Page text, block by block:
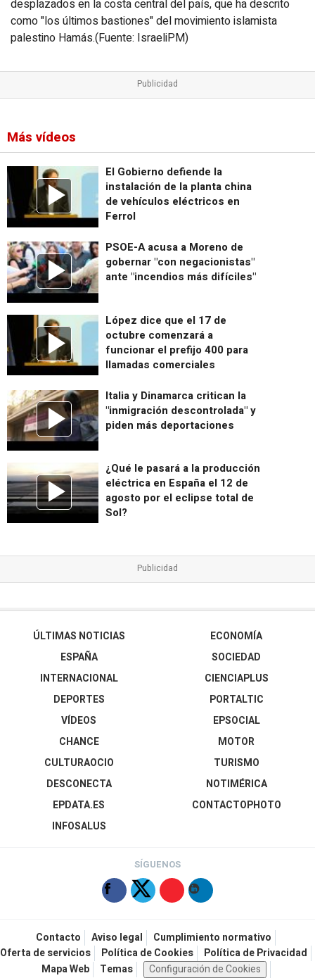
desplazados en la costa central del país, que ha descrito
como "los últimos bastiones" del movimiento islamista
palestino Hamás.(Fuente: IsraeliPM)
Más vídeos
El Gobierno defiende la
instalación de la planta china
de vehículos eléctricos en
Ferrol
PSOE-A acusa a Moreno de
gobernar "con negacionistas"
ante "incendios más difíciles"
López dice que el 17 de
octubre comenzará a
funcionar el prefijo 400 para
llamadas comerciales
Italia y Dinamarca critican la
"inmigración descontrolada" y
piden más deportaciones
¿Qué le pasará a la producción
eléctrica en España el 12 de
agosto por el eclipse total de
Sol?
ÚLTIMAS NOTICIAS
ESPAÑA
INTERNACIONAL
DEPORTES
VÍDEOS
ECONOMÍA
SOCIEDAD
CIENCIAPLUS
PORTALTIC
EPSOCIAL
CHANCE
CULTURAOCIO
DESCONECTA
EPDATA.ES
INFOSALUS
MOTOR
TURISMO
NOTIMÉRICA
CONTACTOPHOTO
SÍGUENOS
Contacto Aviso legal
Cumplimiento normativo
Oferta de servicios
Política de Cookies
Política de Privacidad
Mapa Web
Temas
Configuración de Cookies